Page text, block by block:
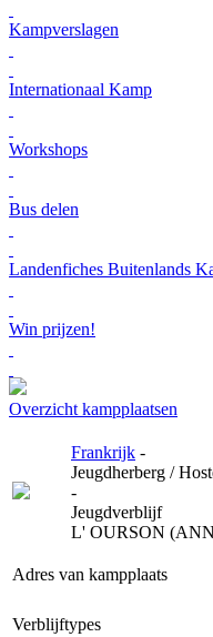
Kampverslagen
Internationaal Kamp
Workshops
Bus delen
Landenfiches Buitenlands
Win prijzen!
Overzicht kampplaatsen
Frankrijk -
Jeugdherberg /
-
Jeugdverblijf
L' OURSON
Adres van kampplaats
Verblijftypes